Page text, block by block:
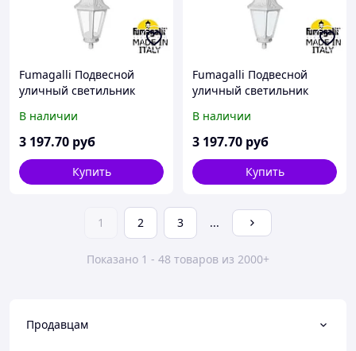
Fumagalli Подвесной
уличный светильник
E22.120.000.WXF1R
В наличии
3 197.70 руб
Купить
Fumagalli Подвесной
уличный светильник
E22.120.000.WYF1R
В наличии
3 197.70 руб
Купить
1 2 3 ...
Показано 1 - 48 товаров из 2000+
Продавцам